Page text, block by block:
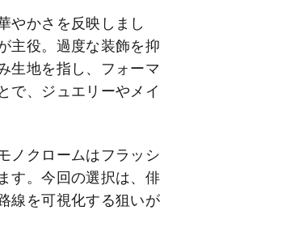
やかさを反映しまし
主役。過度な装飾を抑
生地を指し、フォーマ
で、ジュエリーやメイ
ノクロームはフラッシ
す。今回の選択は、俳
線を可視化する狙いが